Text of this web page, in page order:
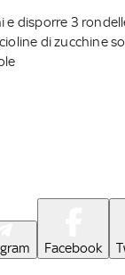
disporre 3
di zucchine
Facebook